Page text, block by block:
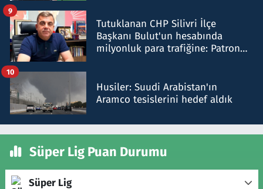
Tutuklanan CHP Silivri İlçe
Başkanı Bulut'un hesabında
milyonluk para trafiğine: Patron
9
Husiler: Suudi Arabistan'ın
Aramco tesislerini hedef aldık
10
Süper Lig Puan Durumu
Süper Lig